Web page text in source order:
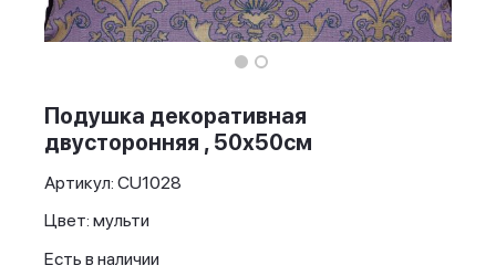
beginning
of
images
gallery
Подушка декоративная
двусторонняя , 50х50см
Артикул: CU1028
Цвет: мульти
Есть в наличии